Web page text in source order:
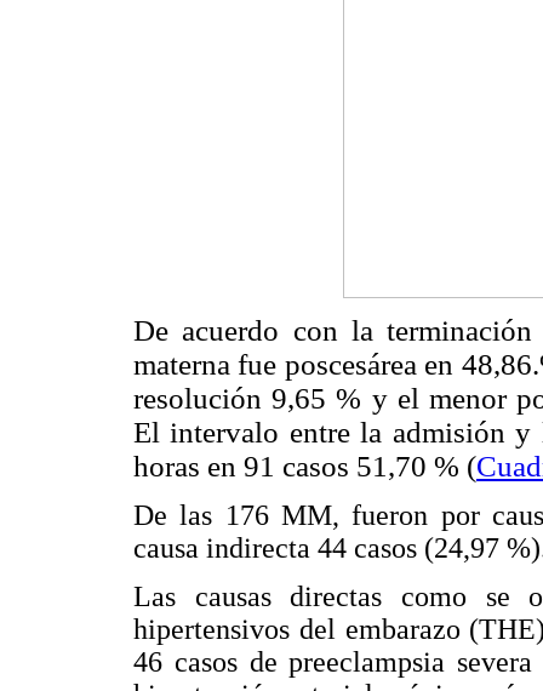
De acuerdo con la
materna fue poscesárea en
resolución 9,65 % y el menor
El intervalo entre la admisión
horas en 91 casos 51,70 % (
De las 176 MM, fueron por
causa indirecta 44 casos (24,97
Las causas directas como se
hipertensivos del embarazo
46 casos de preeclampsia